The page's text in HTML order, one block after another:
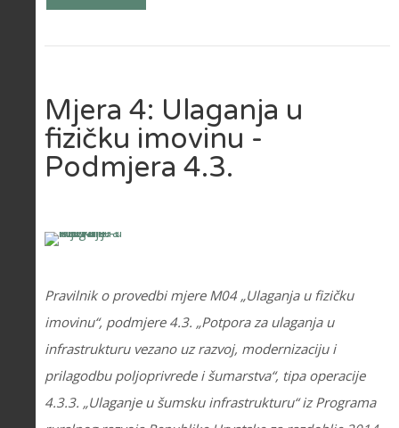
Mjera 4: Ulaganja u
fizičku imovinu -
Podmjera 4.3.
Pravilnik o provedbi mjere M04 „Ulaganja u fizičku
imovinu“, podmjere 4.3. „Potpora za ulaganja u
infrastrukturu vezano uz razvoj, modernizaciju i
prilagodbu poljoprivrede i šumarstva“, tipa operacije
4.3.3. „Ulaganje u šumsku infrastrukturu“ iz Programa